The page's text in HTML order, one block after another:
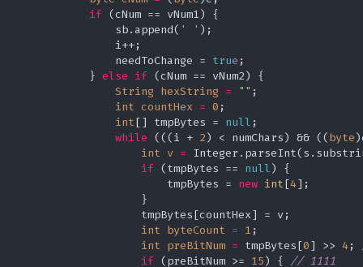
if (cNum == vNum1) {
                sb.append(
' ' );
                i++;
                needToChange =
true ;
            }
else if (cNum == vNum2) {
String hexString = "" ;
int countHex = 0 ;
int[] tmpBytes = null ;
while (((i + 2) < numChars) && ((byte
int v =
if (tmpBytes == null) {
                        tmpBytes =
new int[4];
                    }
                    tmpBytes[countHex] = v;
int byteCount = 1 ;
int preBitNum = tmpBytes[0] >> 4;
if (preBitNum >= 15) { // 1111